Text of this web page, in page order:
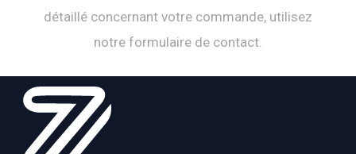
détaillé concernant votre commande, utilisez
notre formulaire de contact.